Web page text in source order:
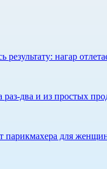
нагар
два и из простых
парикмахера для